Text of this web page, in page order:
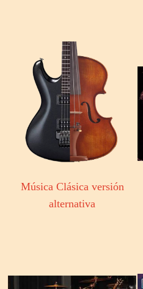
Música Clásica versión
alternativa